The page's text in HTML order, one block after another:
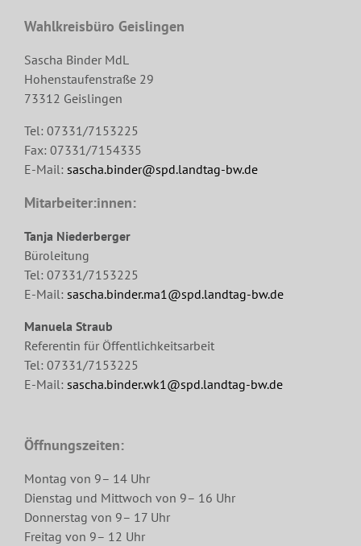
Wahlkreisbüro Geislingen
Sascha Binder MdL
Hohenstaufenstraße 29
73312 Geislingen
Tel: 07331/7153225
Fax: 07331/7154335
E-Mail: sascha.binder@spd.landtag-bw.de
Mitarbeiter:innen:
Tanja Niederberger
Büroleitung
Tel: 07331/7153225
E-Mail: sascha.binder.ma1@spd.landtag-bw.de
Manuela Straub
Referentin für Öffentlichkeitsarbeit
Tel: 07331/7153225
E-Mail: sascha.binder.wk1@spd.landtag-bw.de
Öffnungszeiten:
Montag von 9– 14 Uhr
Dienstag und Mittwoch von 9– 16 Uhr
Donnerstag von 9– 17 Uhr
Freitag von 9– 12 Uhr